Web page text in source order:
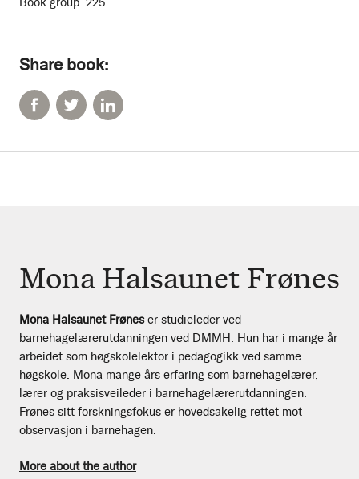
Share book:
Mona Halsaunet Frønes
Mona Halsaunet Frøneser studieleder ved
barnehagelærerutdanningen ved DMMH. Hun har i mange år
arbeidet som høgskolelektor i pedagogikk ved samme
høgskole. Mona mange års erfaring som barnehagelærer,
lærer og praksisveileder i barnehagelærerutdanningen.
Frønes sitt forskningsfokus er hovedsakelig rettet mot
observasjon i barnehagen.
More about the author